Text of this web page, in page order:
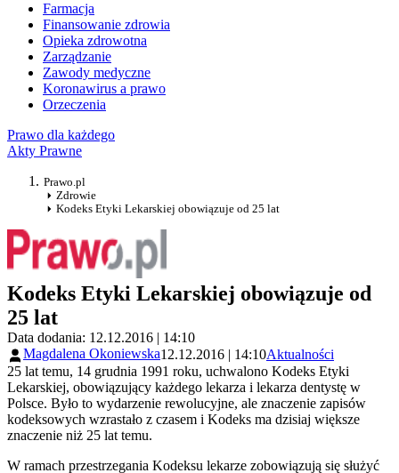
Farmacja
Finansowanie zdrowia
Opieka zdrowotna
Zarządzanie
Zawody medyczne
Koronawirus a prawo
Orzeczenia
Prawo dla każdego
Akty Prawne
Prawo.pl
Zdrowie
Kodeks Etyki Lekarskiej obowiązuje od 25 lat
Kodeks Etyki Lekarskiej obowiązuje od
25 lat
Data dodania: 12.12.2016 | 14:10
Magdalena Okoniewska12.12.2016 | 14:10Aktualności
25 lat temu, 14 grudnia 1991 roku, uchwalono Kodeks Etyki
Lekarskiej, obowiązujący każdego lekarza i lekarza dentystę w
Polsce. Było to wydarzenie rewolucyjne, ale znaczenie zapisów
kodeksowych wzrastało z czasem i Kodeks ma dzisiaj większe
znaczenie niż 25 lat temu.
W ramach przestrzegania Kodeksu lekarze zobowiązują się służyć